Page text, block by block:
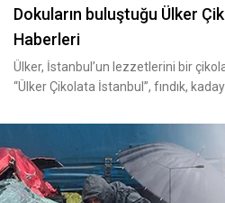
Dokuların buluştuğu Ülker
Haberleri
Ülker, İstanbul’un lezzetlerini bir
“Ülker Çikolata İstanbul”, fındık,